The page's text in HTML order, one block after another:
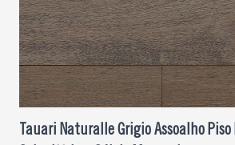
Tauari Naturalle Grigio Assoalho